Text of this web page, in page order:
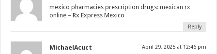
mexico pharmacies prescription drugs:mexican rx
online – Rx Express Mexico
Reply
MichaelAcuct April 29, 2025 at 12:46 pm